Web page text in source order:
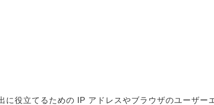
役立てるための IP アドレスやブラウザのユーザー